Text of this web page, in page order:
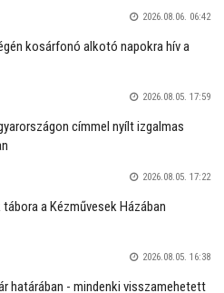
2026.08.06. 06:42
kosárfonó alkotó napokra hív a
2026.08.05. 17:59
címmel nyílt izgalmas
2026.08.05. 17:22
a Kézművesek Házában
2026.08.05. 16:38
határában - mindenki visszamehetett